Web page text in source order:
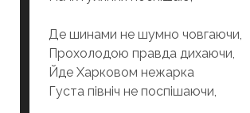
Де шинами не шумно човгаючи,
Прохолодою правда дихаючи,
Йде Харковом нежарка
Густа північ не поспішаючи,